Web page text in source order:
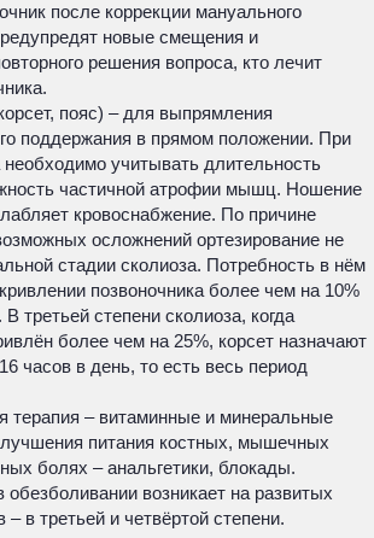
после коррекции мануального
новые смещения и
решения вопроса, кто лечит
пояс) – для выпрямления
поддержания в прямом положении. При
учитывать длительность
частичной атрофии мышц. Ношение
кровоснабжение. По причине
осложнений ортезирование не
стадии сколиоза. Потребность в нём
позвоночника более чем на 10%
В третьей степени сколиоза, когда
более чем на 25%, корсет назначают
часов в день, то есть весь период
терапия – витаминные и минеральные
питания костных, мышечных
болях – анальгетики, блокады.
возникает на развитых
– в третьей и четвёртой степени.